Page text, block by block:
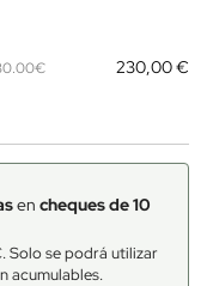
230,00 €
en cheques de 10
Solo se podrá utilizar
acumulables.